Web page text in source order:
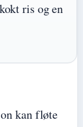
ris og en
kan fløte